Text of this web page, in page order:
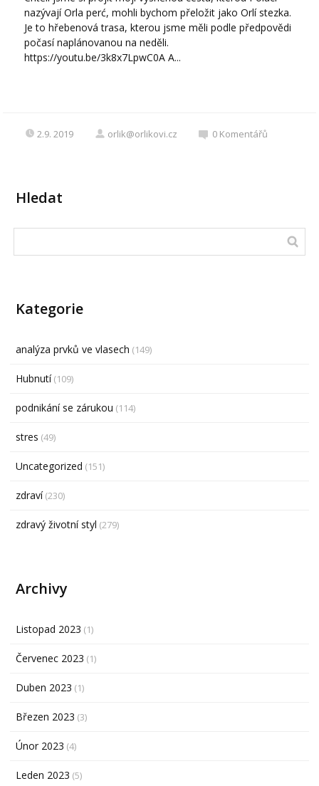
nazývají Orla perć, mohli bychom přeložit jako Orlí stezka.
Je to hřebenová trasa, kterou jsme měli podle předpovědi
počasí naplánovanou na neděli.
https://youtu.be/3k8x7LpwC0A A...
2.9. 2019 orlik@orlikovi.cz 0 Komentářů
Hledat
Kategorie
analýza prvků ve vlasech (149)
Hubnutí(109)
podnikání se zárukou (114)
stres (49)
Uncategorized (151)
zdraví(230)
zdravý životní styl (279)
Archivy
Listopad 2023 (1)
Červenec 2023 (1)
Duben 2023 (1)
Březen 2023 (3)
Únor 2023 (4)
Leden 2023 (5)